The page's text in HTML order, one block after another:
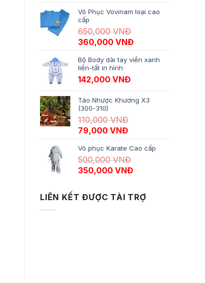
Võ Phục Vovinam loại cao
cấp
650,000VNĐ
Giá gốc là: 650,000 VNĐ.
360,000 VNĐGiá hiện tại là:
Bộ Body dài tay viền xanh
liền-tất in hình
142,000 VNĐ
Táo Nhược Khương X3
(300-310)
110,000VNĐ
Giá gốc là: 110,000 VNĐ.
79,000 VNĐGiá hiện tại là:
Võ phục Karate Cao cấp
500,000VNĐ
Giá gốc là: 500,000 VNĐ.
350,000 VNĐGiá hiện tại là:
LIÊN KẾT ĐƯỢC TÀI TRỢ